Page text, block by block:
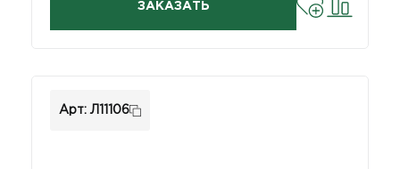
ЗАКАЗАТЬ
Арт: Л11106